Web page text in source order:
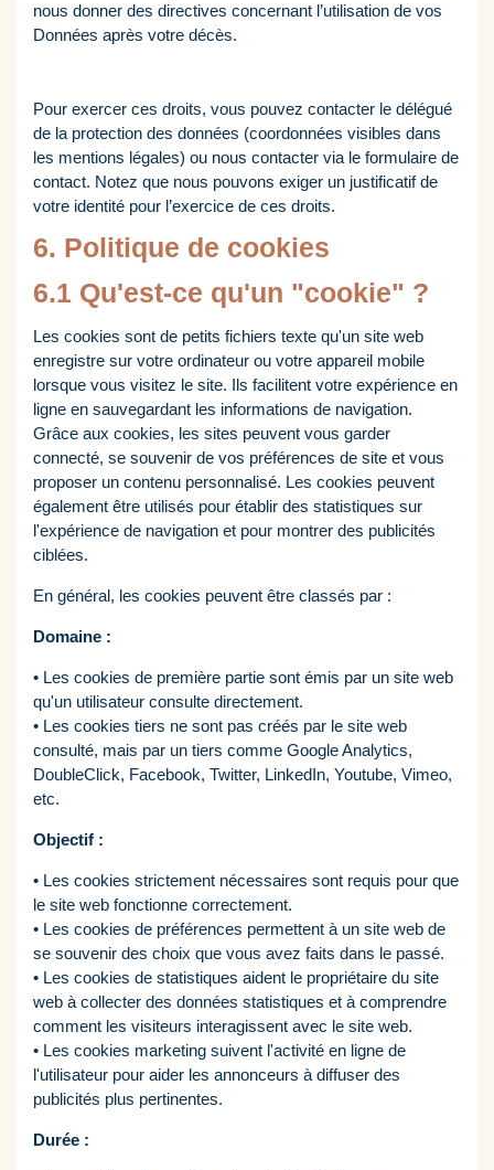
nous donner des directives concernant l’utilisation de vos
Données après votre décès.
Pour exercer ces droits, vous pouvez contacter le délégué
de la protection des données (coordonnées visibles dans
les mentions légales) ou nous contacter via le formulaire de
contact. Notez que nous pouvons exiger un justificatif de
votre identité pour l’exercice de ces droits.
6. Politique de cookies
6.1 Qu'est-ce qu'un "cookie" ?
Les cookies sont de petits fichiers texte qu'un site web
enregistre sur votre ordinateur ou votre appareil mobile
lorsque vous visitez le site. Ils facilitent votre expérience en
ligne en sauvegardant les informations de navigation.
Grâce aux cookies, les sites peuvent vous garder
connecté, se souvenir de vos préférences de site et vous
proposer un contenu personnalisé. Les cookies peuvent
également être utilisés pour établir des statistiques sur
l'expérience de navigation et pour montrer des publicités
ciblées.
En général, les cookies peuvent être classés par :
Domaine :
• Les cookies de première partie sont émis par un site web
qu'un utilisateur consulte directement.
• Les cookies tiers ne sont pas créés par le site web
consulté, mais par un tiers comme Google Analytics,
DoubleClick, Facebook, Twitter, LinkedIn, Youtube, Vimеo,
etc.
Objectif :
• Les cookies strictement nécessaires sont requis pour que
le site web fonctionne correctement.
• Les cookies de préférences permettent à un site web de
se souvenir des choix que vous avez faits dans le passé.
• Les cookies de statistiques aident le propriétaire du site
web à collecter des données statistiques et à comprendre
comment les visiteurs interagissent avec le site web.
• Les cookies marketing suivent l'activité en ligne de
l'utilisateur pour aider les annonceurs à diffuser des
publicités plus pertinentes.
Durée :